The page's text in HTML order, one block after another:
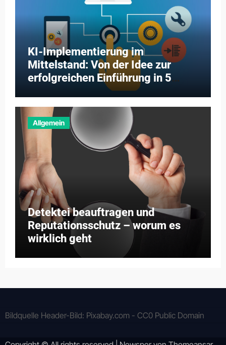
KI-Implementierung im
Mittelstand: Von der Idee zur
erfolgreichen Einführung in 5
Allgemein
Detektei beauftragen und
Reputationsschutz – worum es
wirklich geht
Bildquelle Header-Bild: Pixabay.com - CC0 Public Domain